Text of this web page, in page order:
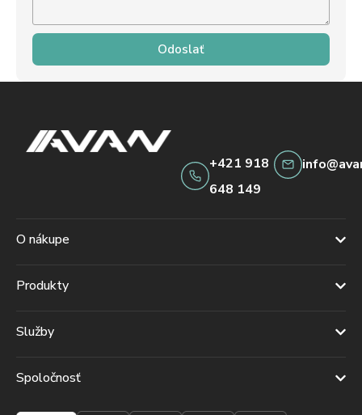
Odoslať
+421 918
648 149
O nákupe
Produkty
Služby
Spoločnosť